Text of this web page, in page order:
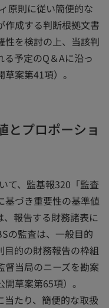
原則に従い簡便的な
作成する判断根拠文書
性を検討の上、当該判
予定のQ＆Aに沿っ
案第41項）。
とプロポーショ
て、監基報320「監査
基づき重要性の基準値
、報告する財務諸表に
の監査は、一般目的
目的の財務報告の枠組
督当局のニーズを勘案
草案第65項）。
当たり、簡便的な取扱